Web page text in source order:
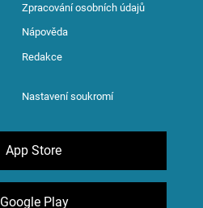
Zpracování osobních údajů
Nápověda
Redakce
Nastavení soukromí
App Store
Google Play